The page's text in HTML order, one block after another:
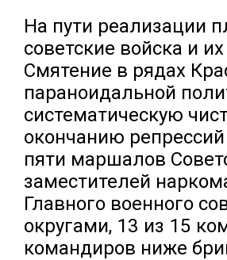
На пути реализации
советские войска и
Смятение в рядах
параноидальной
систематическую
окончанию
пяти маршалов
заместителей
Главного военного
округами, 13 из 15
командиров ниже